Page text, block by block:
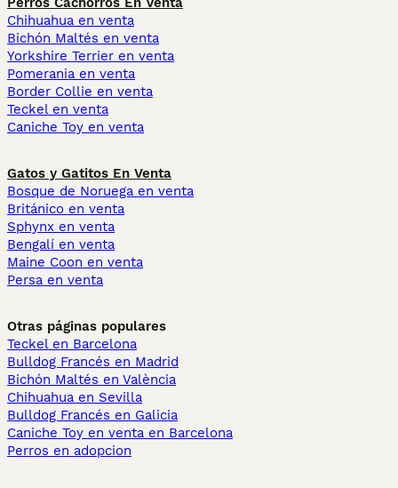
Chihuahua en venta
Bichón Maltés en venta
Yorkshire Terrier en venta
Pomerania en venta
Border Collie en venta
Teckel en venta
Caniche Toy en venta
Gatos y Gatitos En Venta
Bosque de Noruega en venta
Británico en venta
Sphynx en venta
Bengalí en venta
Maine Coon en venta
Persa en venta
Otras páginas populares
Teckel en Barcelona
Bulldog Francés en Madrid
Bichón Maltés en València
Chihuahua en Sevilla
Bulldog Francés en Galicia
Caniche Toy en venta en Barcelona
Perros en adopcion